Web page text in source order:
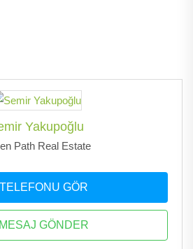
Yakupoğlu
Path Real Estate
GÖR
GÖNDER